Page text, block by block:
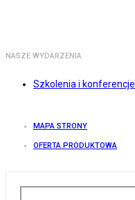
NASZE WYDARZENIA
Szkolenia i konferencje
MAPA STRONY
OFERTA PRODUKTOWA